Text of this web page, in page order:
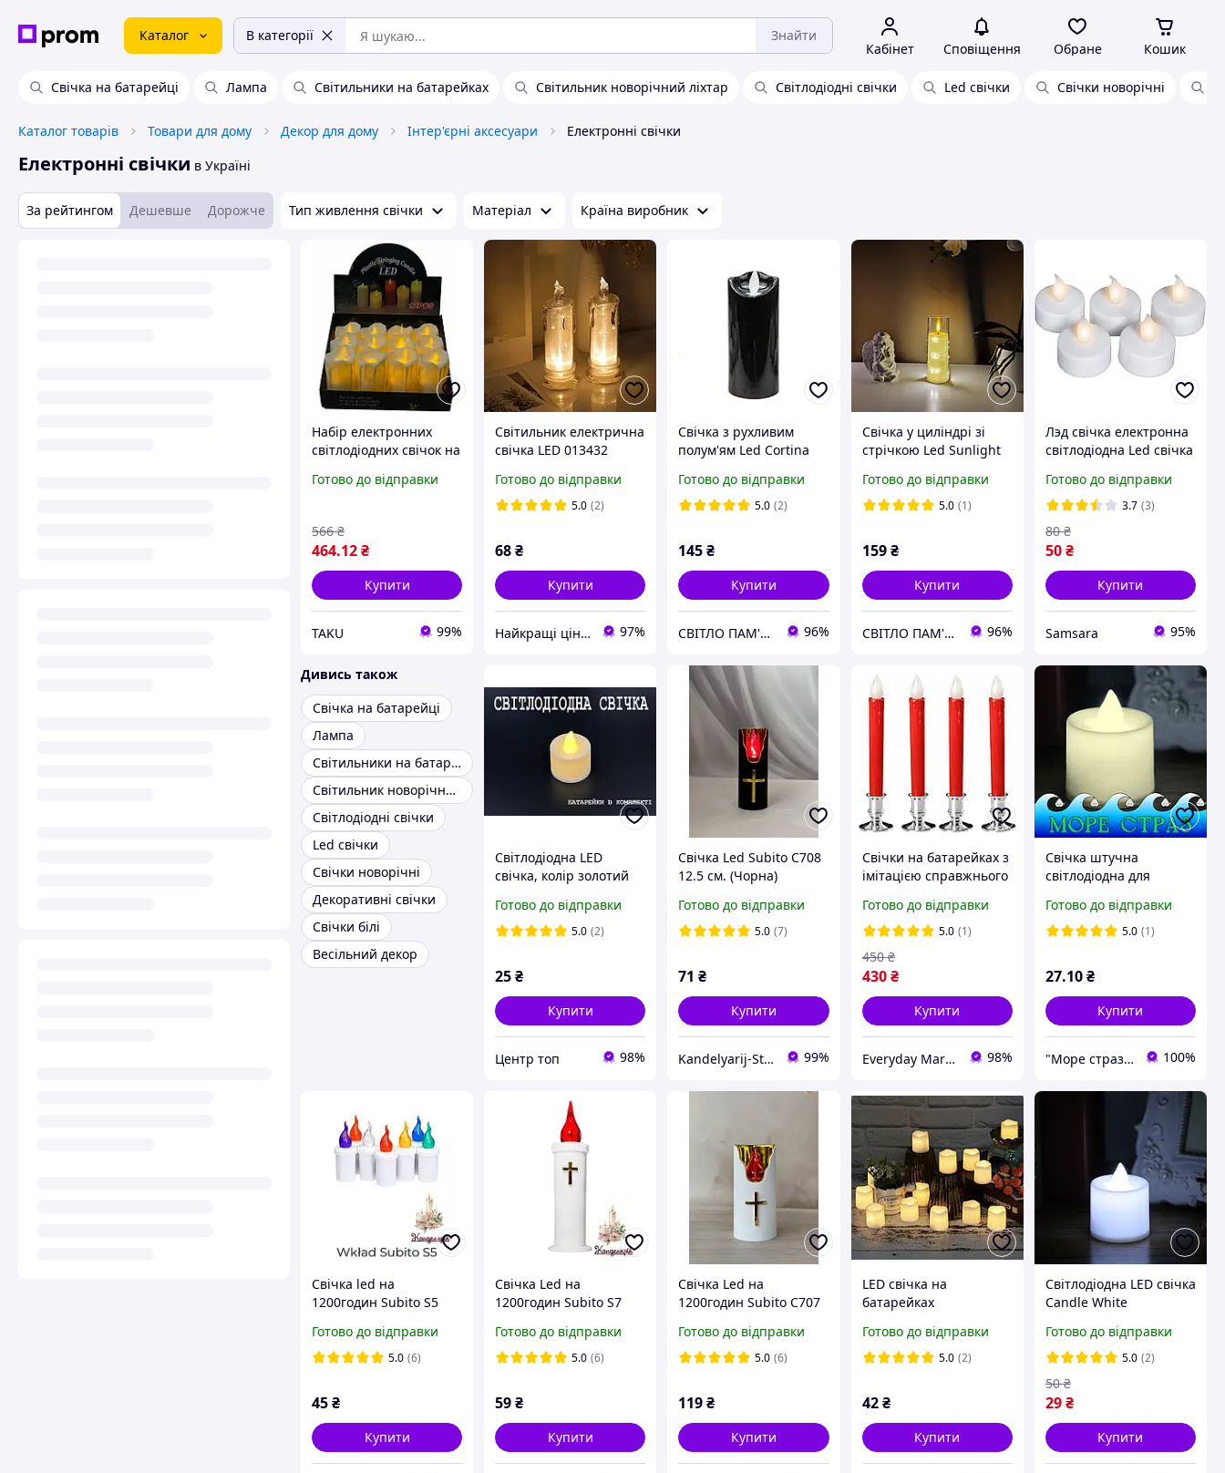
Каталог В категорії Знайти
Кабінет Сповіщення Обране Кошик
Свічка на батарейці Лампа Світильники на батарейках Світильник новорічний ліхтар Світлодіодні свічки Led свічки Свічки новорічні
Каталог товарів Товари для дому Декор для дому Інтер'єрні аксесуари Електронні свічки
Електронні свічки в Україні
За рейтингом Дешевше Дорожче Тип живлення свічки Матеріал Країна виробник
Набір електронних
світлодіодних свічок на
Готово до відправки
464.12₴
566 ₴
Купити
TAKU 99%
Світильник електрична
свічка LED 013432
Готово до відправки
5.0 (2)
68₴
Купити
Найкращі ціни:) Lightssshop 97%
Свічка з рухливим
полум'ям Led Cortina
Готово до відправки
5.0 (2)
145₴
Купити
СВІТЛО ПАМ'ЯТІ 96%
Свічка у циліндрі зі
стрічкою Led Sunlight
Готово до відправки
5.0 (1)
159 ₴
Купити
СВІТЛО ПАМ'ЯТІ 96%
Лэд свічка електронна
світлодіодна Led свічка
3,5х3,5 см
Готово до відправки
3.7 (3)
50₴
80 ₴
Купити
Samsara 95%
Дивись також
Свічка на батарейці
Лампа
Світильники на батарейках
Світильник новорічний ліхтар
Світлодіодні свічки
Led свічки
Свічки новорічні
Декоративні свічки
Свічки білі
Весільний декор
Світлодіодна LED
свічка, колір золотий
Готово до відправки
5.0 (2)
25₴
Купити
Центр топ 98%
Свічка Led Subito С708
12.5 см. (Чорна)
Готово до відправки
5.0 (7)
71 ₴
Купити
Kandelyarij-Store 99%
Свічки на батарейках з
імітацією справжнього
червоному кольорі зі
срібним підсвічником
Готово до відправки
5.0 (1)
430 ₴
450 ₴
Купити
Everyday Market 98%
Свічка штучна
світлодіодна для
романтичного настрою
(біле світло)
Готово до відправки
5.0 (1)
27.10₴
Купити
"Море страз" інтернет-магазин 100%
Свічка led на
1200годин Subito S5
Готово до відправки
5.0 (6)
45₴
Купити
Свічка Led на
1200годин Subito S7
Готово до відправки
5.0 (6)
59₴
Купити
Свічка Led на
1200годин Subito С707
Готово до відправки
5.0 (6)
119₴
Купити
LED свічка на
батарейках
Готово до відправки
5.0 (2)
42 ₴
Купити
Світлодіодна LED свічка
Candle White
Готово до відправки
5.0 (2)
29₴
50 ₴
Купити